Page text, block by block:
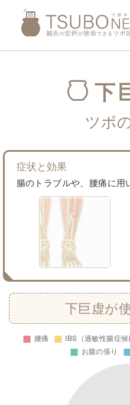
下
ツボ
症状と効果
腸のトラブルや、腰痛に用
下巨虚が